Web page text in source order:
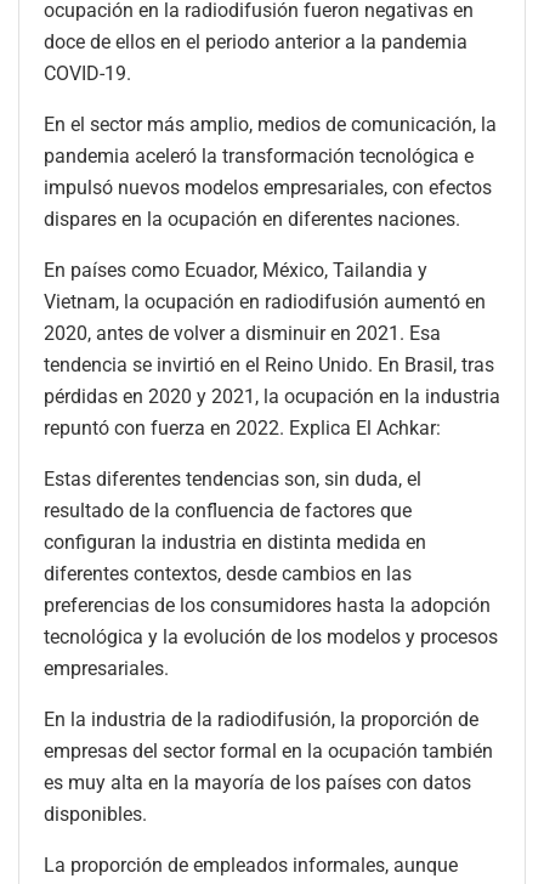
ocupación en la radiodifusión fueron negativas en
doce de ellos en el periodo anterior a la pandemia
COVID-19.
En el sector más amplio, medios de comunicación, la
pandemia aceleró la transformación tecnológica e
impulsó nuevos modelos empresariales, con efectos
dispares en la ocupación en diferentes naciones.
En países como Ecuador, México, Tailandia y
Vietnam, la ocupación en radiodifusión aumentó en
2020, antes de volver a disminuir en 2021. Esa
tendencia se invirtió en el Reino Unido. En Brasil, tras
pérdidas en 2020 y 2021, la ocupación en la industria
repuntó con fuerza en 2022. Explica El Achkar:
Estas diferentes tendencias son, sin duda, el
resultado de la confluencia de factores que
configuran la industria en distinta medida en
diferentes contextos, desde cambios en las
preferencias de los consumidores hasta la adopción
tecnológica y la evolución de los modelos y procesos
empresariales.
En la industria de la radiodifusión, la proporción de
empresas del sector formal en la ocupación también
es muy alta en la mayoría de los países con datos
disponibles.
La proporción de empleados informales, aunque